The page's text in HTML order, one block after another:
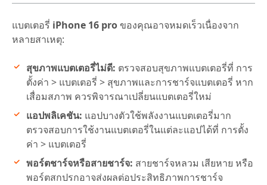
แบตเตอรี่ iPhone 16 proของคุณอาจหมดเร็วเนื่องจาก
หลายสาเหตุ:
สุขภาพแบตเตอรี่ไม่ดี: ตรวจสอบสุขภาพแบตเตอรี่ที่ การ
ตั้งค่า > แบตเตอรี่ > สุขภาพและการชาร์จแบตเตอรี่ หาก
เสื่อมสภาพ ควรพิจารณาเปลี่ยนแบตเตอรี่ใหม่
แอปพลิเคชัน: แอปบางตัวใช้พลังงานแบตเตอรี่มาก
ตรวจสอบการใช้งานแบตเตอรี่ในแต่ละแอปได้ที่ การตั้ง
ค่า > แบตเตอรี่
พอร์ตชาร์จหรือสายชาร์จ: สายชาร์จหลวม เสียหาย หรือ
พอร์ตสกปรกอาจส่งผลต่อประสิทธิภาพการชาร์จ